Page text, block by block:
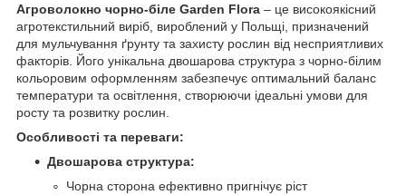
Агроволокно чорно-біле Garden Flora – це високоякісний
агротекстильний виріб, вироблений у Польщі, призначений
для мульчування ґрунту та захисту рослин від несприятливих
факторів. Його унікальна двошарова структура з чорно-білим
кольоровим оформленням забезпечує оптимальний баланс
температури та освітлення, створюючи ідеальні умови для
росту та розвитку рослин.
Особливості та переваги:
Двошарова структура:
Чорна сторона ефективно пригнічує ріст